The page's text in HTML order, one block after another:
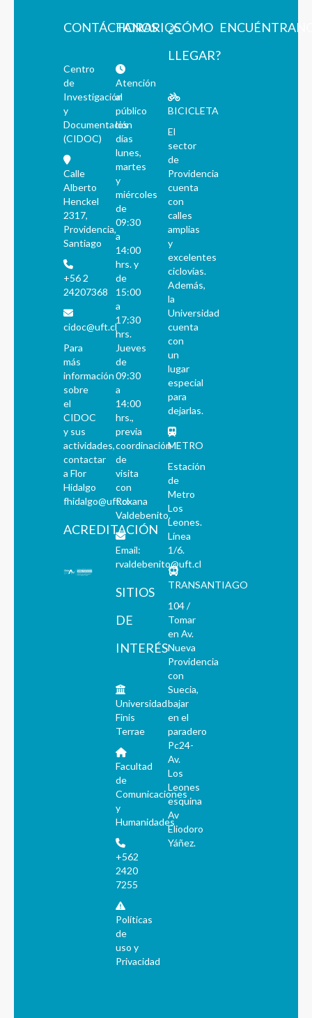
CONTÁCTANOS
Centro
de
Investigación
y
Documentación
(CIDOC)
Calle
Alberto
Henckel
2317,
Providencia,
Santiago
+56 2
24207368
cidoc@uft.cl
Para
más
información
sobre
el
CIDOC
y sus
actividades,
contactar
a Flor
Hidalgo
fhidalgo@uft.cl
ACREDITACIÓN
HORARIOS
Atención
al
público
los
días
lunes,
martes
y
miércoles
de
09:30
a
14:00
hrs. y
de
15:00
a
17:30
hrs.
Jueves
de
09:30
a
14:00
hrs.,
previa
coordinación
de
visita
con
Roxana
Valdebenito.
Email:
rvaldebenito@uft.cl
SITIOS
DE
INTERÉS
Universidad
Finis
Terrae
Facultad
de
Comunicaciones
y
Humanidades
+562
2420
7255
Políticas
de
uso y
Privacidad
¿CÓMO
LLEGAR?
BICICLETA
El
sector
de
Providencia
cuenta
con
calles
amplias
y
excelentes
ciclovías.
Además,
la
Universidad
cuenta
con
un
lugar
especial
para
dejarlas.
METRO
Estación
de
Metro
Los
Leones.
Línea
1/6.
TRANSANTIAGO
104 /
Tomar
en Av.
Nueva
Providencia
con
Suecia,
bajar
en el
paradero
Pc24-
Av.
Los
Leones
esquina
Av
Eliodoro
Yáñez.